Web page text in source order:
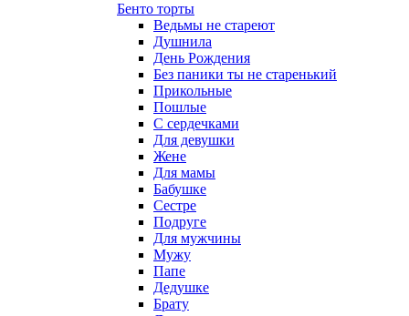
Бенто торты
Ведьмы не стареют
Душнила
День Рождения
Без паники ты не старенький
Прикольные
Пошлые
С сердечками
Для девушки
Жене
Для мамы
Бабушке
Сестре
Подруге
Для мужчины
Мужу
Папе
Дедушке
Брату